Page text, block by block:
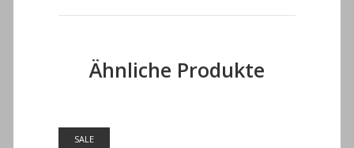
Ähnliche Produkte
SALE